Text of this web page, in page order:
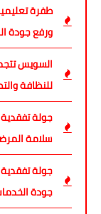
طفرة
ورفع جودة
السويس
للنظافة
جولة
سلامة
جولة
جودة